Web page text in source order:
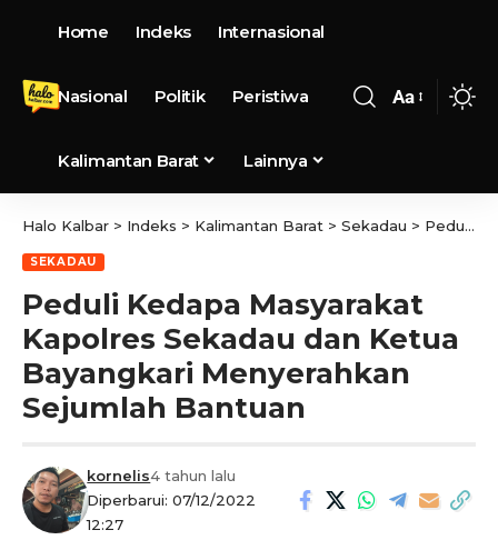
Home Indeks Internasional
Nasional Politik Peristiwa
Kalimantan Barat Lainnya
Aa
Halo Kalbar > Indeks > Kalimantan Barat > Sekadau > Peduli Kedapa Masyarakat Kapolres Sekadau dan Ketua Bayangkari Menyerahkan Sejumlah Bantuan
SEKADAU
Peduli Kedapa Masyarakat
Kapolres Sekadau dan Ketua
Bayangkari Menyerahkan
Sejumlah Bantuan
Diperbarui: 07/12/2022
12:27
kornelis4 tahun lalu